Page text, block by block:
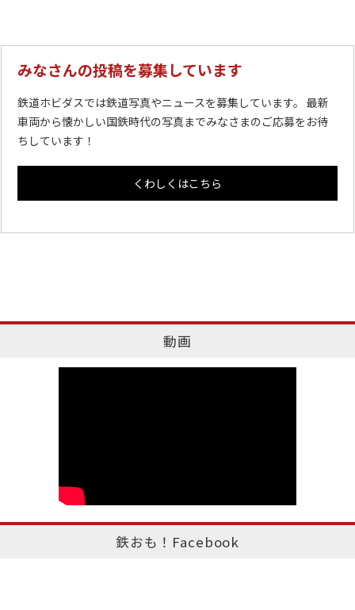
みなさんの投稿を募集しています
鉄道ホビダスでは鉄道写真やニュースを募集しています。 最新
車両から懐かしい国鉄時代の写真までみなさまのご応募をお待
ちしています！
くわしくはこちら
動画
鉄おも！Facebook